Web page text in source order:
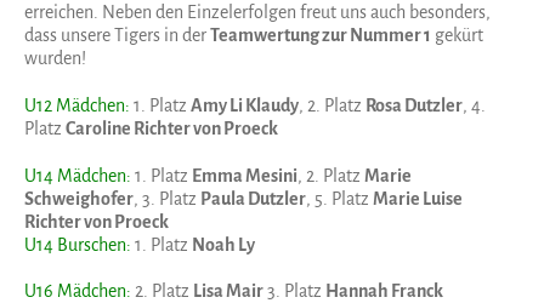
erreichen. Neben den Einzelerfolgen freut uns auch besonders,
dass unsere Tigers in derTeamwertung zur Nummer 1 gekürt
wurden!
U12 Mädchen: 1. Platz Amy Li Klaudy , 2. Platz Rosa Dutzler , 4.
Platz Caroline Richter von Proeck
U14 Mädchen: 1. Platz Emma Mesini , 2. Platz Marie
Schweighofer , 3. Platz Paula Dutzler , 5. Platz Marie Luise
Richter von Proeck
U14 Burschen: 1. Platz Noah Ly
U16 Mädchen: 2. Platz Lisa Mair3. Platz Hannah Franck